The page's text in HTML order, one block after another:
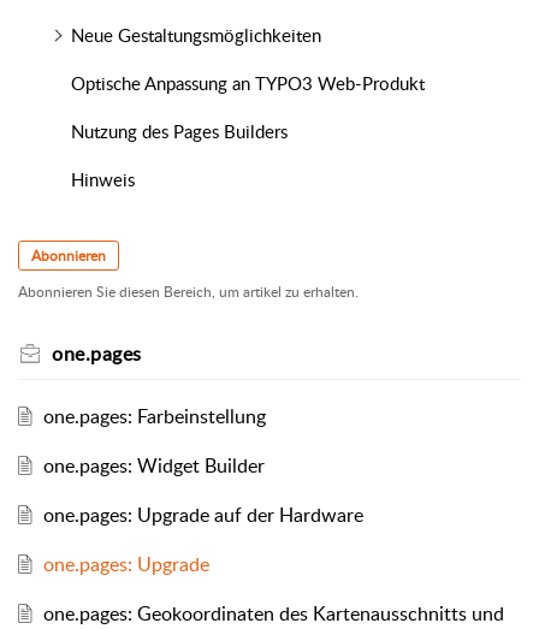
Neue Gestaltungsmöglichkeiten
Optische Anpassung an TYPO3 Web-Produkt
Nutzung des Pages Builders
Hinweis
Abonnieren
Abonnieren Sie diesen Bereich, um artikel zu erhalten.
one.pages
one.pages: Farbeinstellung
one.pages: Widget Builder
one.pages: Upgrade auf der Hardware
one.pages: Upgrade
one.pages: Geokoordinaten des Kartenausschnitts und